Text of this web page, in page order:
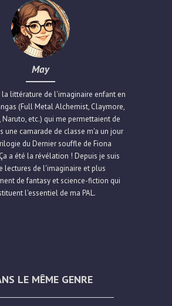
May
la littérature de l'imaginaire enfant en
(Full Metal Alchemist, Claymore,
Naruto, etc.) qui me permettaient de
une camarade de classe m'a un jour
du Dernier souffle de Fiona
a été la révélation ! Depuis je suis
lectures de l'imaginaire et plus
de fantasy et science-fiction qui
l'essentiel de ma PAL.
LE MÊME GENRE